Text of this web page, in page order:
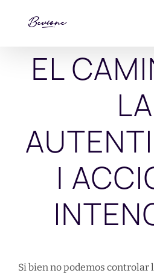
EL
LA
|
Si bien no podemos controlar